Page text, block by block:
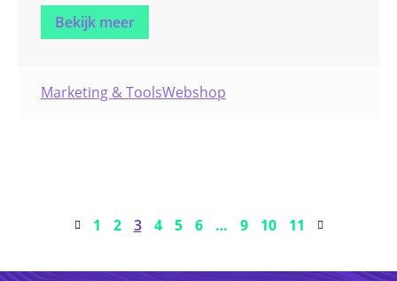
Bekijk meer
Marketing & ToolsWebshop
1 2 3 4 5 6 … 9 10 11